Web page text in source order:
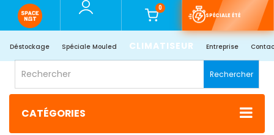
0
SPÉCIALE ÉTÉ
Déstockage Spéciale Mouled CLIMATISEUR Entreprise
Rechercher
CATÉGORIES